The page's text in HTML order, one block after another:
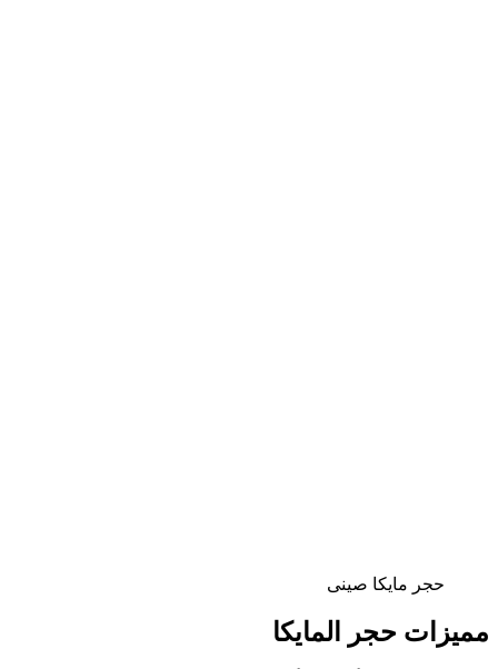
حجر مايكا صينى
مميزات حجر المايكا